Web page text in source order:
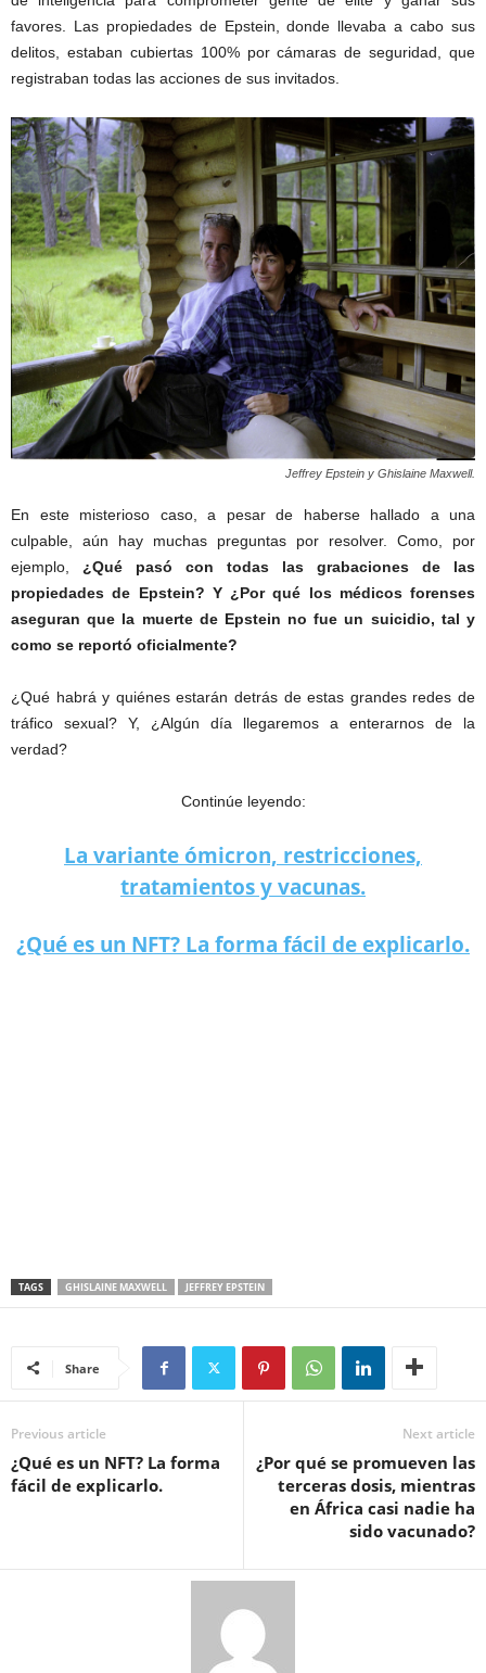
favores. Las propiedades de Epstein, donde llevaba a cabo sus
delitos, estaban cubiertas 100% por cámaras de seguridad, que
registraban todas las acciones de sus invitados.
Jeffrey Epstein y Ghislaine Maxwell.
En este misterioso caso, a pesar de haberse hallado a una
culpable, aún hay muchas preguntas por resolver. Como, por
ejemplo, ¿Qué pasó con todas las grabaciones de las
propiedades de Epstein? Y ¿Por qué los médicos forenses
aseguran que la muerte de Epstein no fue un suicidio, tal y
como se reportó oficialmente?
¿Qué habrá y quiénes estarán detrás de estas grandes redes de
tráfico sexual? Y, ¿Algún día llegaremos a enterarnos de la
verdad?
Continúe leyendo:
La variante ómicron, restricciones,
tratamientos y vacunas.
¿Qué es un NFT? La forma fácil de explicarlo.
TAGS GHISLAINE MAXWELL JEFFREY EPSTEIN
Share
Previous article
¿Qué es un NFT? La forma
fácil de explicarlo.
Next article
¿Por qué se promueven las
terceras dosis, mientras
en África casi nadie ha
sido vacunado?